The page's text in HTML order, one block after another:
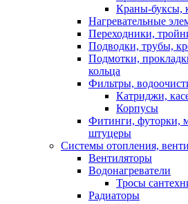
Краны-буксы,
Нагревательные
Переходники,
Подводки, трубы,
Подмотки,
кольца
Фильтры,
Катриджи,
Корпусы
Фитинги, футорки,
штуцеры
Системы отопления,
Вентиляторы
Водонагреватели
Тросы
Радиаторы